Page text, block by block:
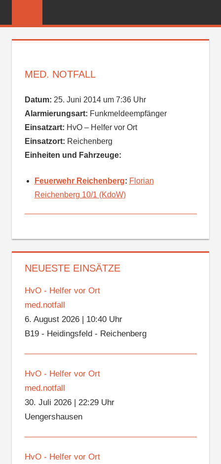
FEUERWEHR
MED. NOTFALL
Datum: 25. Juni 2014 um 7:36 Uhr
Alarmierungsart: Funkmeldeempfänger
Einsatzart: HvO – Helfer vor Ort
Einsatzort: Reichenberg
Einheiten und Fahrzeuge:
Feuerwehr Reichenberg: Florian
Reichenberg 10/1 (KdoW)
NEUESTE EINSÄTZE
HvO - Helfer vor Ort
med.notfall
6. August 2026| 10:40 Uhr
B19 - Heidingsfeld - Reichenberg
HvO - Helfer vor Ort
med.notfall
30. Juli 2026| 22:29 Uhr
Uengershausen
HvO - Helfer vor Ort